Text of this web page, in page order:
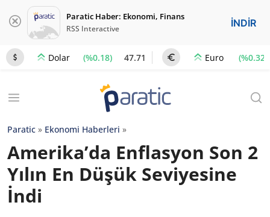
Paratic Haber: Ekonomi, Finans
RSS Interactive İNDİR
Dolar (%0.18) 47.71 Euro (%0.32)
Paratic » Ekonomi Haberleri »
Amerika’da Enflasyon Son 2
Yılın En Düşük Seviyesine
İndi